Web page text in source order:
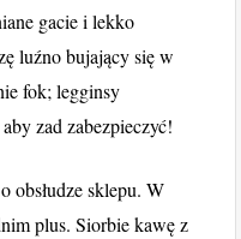
gacie i lekko
luźno bujający się w
fok; legginsy
zad zabezpieczyć!
obsłudze sklepu. W
plus. Siorbie kawę z